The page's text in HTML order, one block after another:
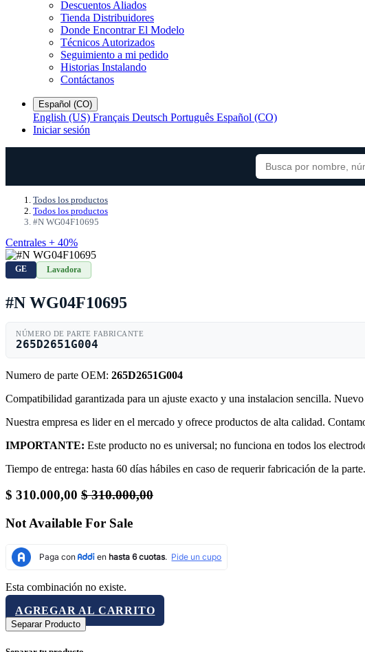
Descuentos Aliados
Tienda Distribuidores
Donde Encontrar El Modelo
Técnicos Autorizados
Seguimiento a mi pedido
Historias Instalando
Contáctanos
Español (CO)
English (US) Français Deutsch Português Español (CO)
Iniciar sesión
Todos los productos
Todos los productos
#N WG04F10695
Centrales + 40%
GE Lavadora
#N WG04F10695
NÚMERO DE PARTE FABRICANTE
265D2651G004
Numero de parte OEM: 265D2651G004
Compatibilidad garantizada para un ajuste exacto y una instalacion sencilla.
Nuestra empresa es lider en el mercado y ofrece productos de alta calidad.
IMPORTANTE: Este producto no es universal; no funciona en todos los
Tiempo de entrega: hasta 60 días hábiles en caso de requerir fabricación de la parte.
$ 310.000,00 $310.000,00
Not Available For Sale
Esta combinación no existe.
AGREGAR AL CARRITO
Separar Producto